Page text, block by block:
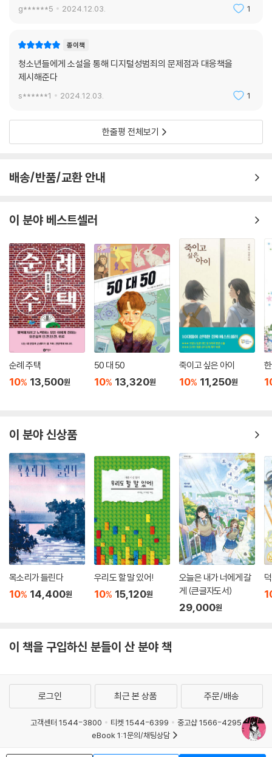
g******5 2024.12.03. 1
종이책
청소년들에게 소설을 통해 디지털성범죄의 문제점과 대응책을
제시해준다
s******1 2024.12.03. 1
한줄평 전체보기
배송/반품/교환 안내
이 분야 베스트셀러
순례 주택
10% 13,500원
50 대 50
10% 13,320원
죽이고 싶은 아이
10% 11,250원
이 분야 신상품
목소리가 들린다
10% 14,400원
우리도 할 말 있어!
10% 15,120원
오늘은 내가 너에게 갈
게 (큰글자도서)
29,000원
이 책을 구입하신 분들이 산 분야 책
로그인 최근 본 상품 주문/배송
고객센터 1544-3800 티켓 1544-6399
중고샵 1566-4295
eBook 1:1문의/채팅상담
예스이십사(주) 사업자 정보